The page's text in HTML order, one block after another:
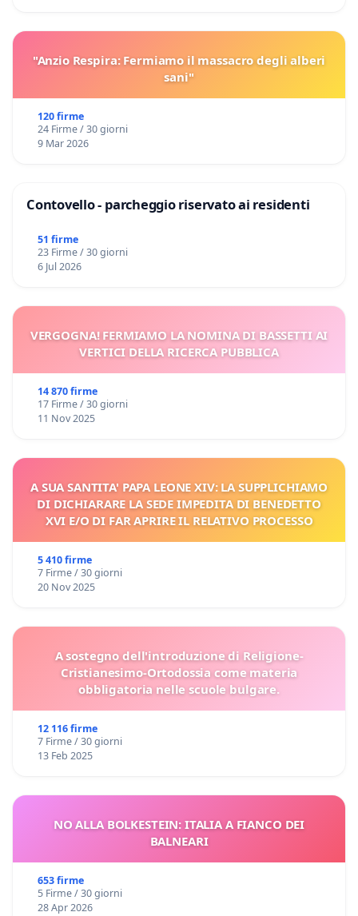
"Anzio Respira: Fermiamo il massacro degli alberi
sani"
120 firme
24 Firme / 30 giorni
9 Mar 2026
Contovello - parcheggio riservato ai residenti
51 firme
23 Firme / 30 giorni
6 Jul 2026
VERGOGNA! FERMIAMO LA NOMINA DI BASSETTI AI
VERTICI DELLA RICERCA PUBBLICA
14 870 firme
17 Firme / 30 giorni
11 Nov 2025
A SUA SANTITA' PAPA LEONE XIV: LA SUPPLICHIAMO
DI DICHIARARE LA SEDE IMPEDITA DI BENEDETTO
XVI E/O DI FAR APRIRE IL RELATIVO PROCESSO
5 410 firme
7 Firme / 30 giorni
20 Nov 2025
A sostegno dell'introduzione di Religione-
Cristianesimo-Ortodossia come materia
obbligatoria nelle scuole bulgare.
12 116 firme
7 Firme / 30 giorni
13 Feb 2025
NO ALLA BOLKESTEIN: ITALIA A FIANCO DEI
BALNEARI
653 firme
5 Firme / 30 giorni
28 Apr 2026